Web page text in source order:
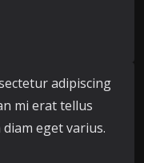
adipiscing
mi erat tellus
eget varius.